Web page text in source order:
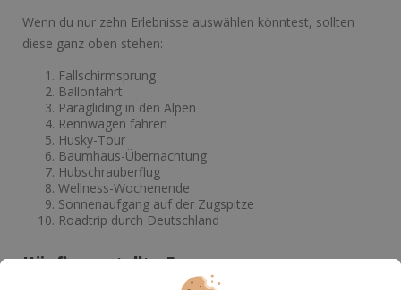
Wenn du nur zehn Erlebnisse auswählen könntest, sollten
diese ganz oben stehen:
Fallschirmsprung
Ballonfahrt
Paragliding in den Alpen
Rennwagen fahren
Husky-Tour
Baumhaus-Übernachtung
Hubschrauberflug
Wellness-Wochenende
Sonnenaufgang auf der Zugspitze
Roadtrip durch Deutschland
Häufig gestellte Fragen